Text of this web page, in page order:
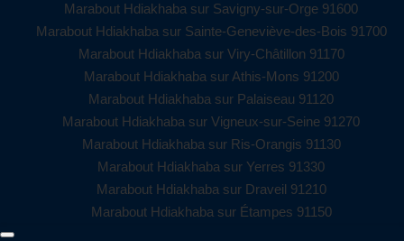
Marabout Hdiakhaba sur Savigny-sur-Orge 91600
Marabout Hdiakhaba sur Sainte-Geneviève-des-Bois 91700
Marabout Hdiakhaba sur Viry-Châtillon 91170
Marabout Hdiakhaba sur Athis-Mons 91200
Marabout Hdiakhaba sur Palaiseau 91120
Marabout Hdiakhaba sur Vigneux-sur-Seine 91270
Marabout Hdiakhaba sur Ris-Orangis 91130
Marabout Hdiakhaba sur Yerres 91330
Marabout Hdiakhaba sur Draveil 91210
Marabout Hdiakhaba sur Étampes 91150